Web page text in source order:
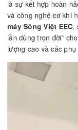
là sự kết hợp hoàn
và công nghệ cơ khí
máy Sông Việt EEC,
lần dùng trọn đời"
lượng cao và các